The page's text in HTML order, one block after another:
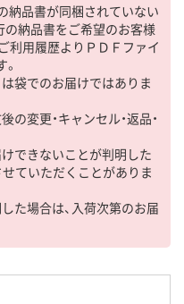
納品書が同梱されていない
の納品書をご希望のお客様
利用履歴よりＰＤＦファイ
袋でのお届けではありま
の変更・キャンセル・返品・
できないことが判明した
ていただくことがありま
た場合は、入荷次第のお届